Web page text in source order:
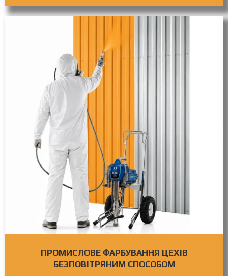
ПРОМИСЛОВЕ ФАРБУВАННЯ ЦЕХІВ
БЕЗПОВІТРЯНИМ СПОСОБОМ